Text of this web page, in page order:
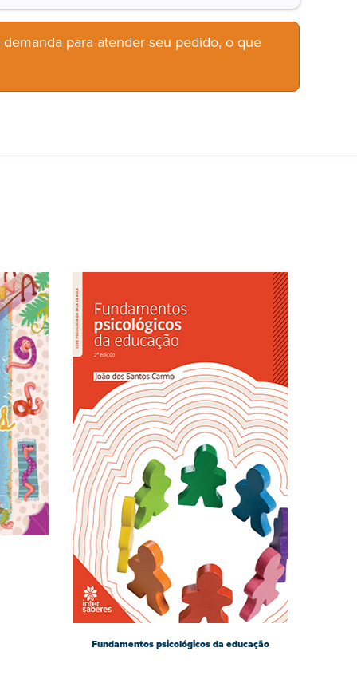
para atender seu pedido, o que
Fundamentos psicológicos da educação